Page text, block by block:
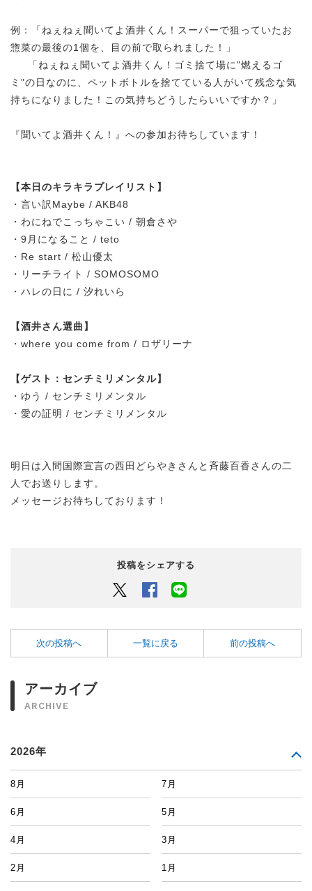
例：「ねぇねぇ聞いてよ酒井くん！スーパーで狙っていたお
惣菜の最後の1個を、目の前で取られました！」
「ねぇねぇ聞いてよ酒井くん！ゴミ捨て場に"燃えるゴ
ミ"の日なのに、ペットボトルを捨てている人がいて残念な気
持ちになりました！この気持ちどうしたらいいですか？」
『聞いてよ酒井くん！』への参加お待ちしています！
【本日のキラキラプレイリスト】
・言い訳Maybe / AKB48
・わにねでこっちゃこい / 朝倉さや
・9月になること / teto
・Re start / 松山優太
・リーチライト / SOMOSOMO
・ハレの日に / 汐れいら
【酒井さん選曲】
・ where you come from / ロザリーナ
【ゲスト：センチミリメンタル】
・ゆう / センチミリメンタル
・愛の証明 / センチミリメンタル
明日は入間国際宣言の西田どらやきさんと斉藤百香さんの二
人でお送りします。
メッセージお待ちしております！
投稿をシェアする
Twitter Facebook
次の投稿へ 一覧に戻る 前の投稿へ
アーカイブ
ARCHIVE
2026年
8月 7月
6月 5月
4月 3月
2月 1月